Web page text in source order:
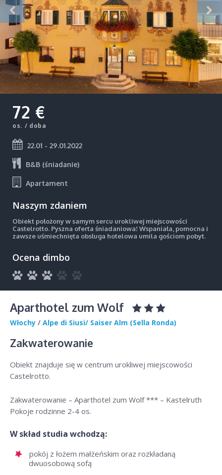
72 €
os. / doba
22.01 - 29.01.2022
B&B (śniadanie)
Apartament
Naszym zdaniem
Obiekt położony w samym sercu urokliwej miejscowości
Castelrotto. Pyszna oferta śniadaniowa! Wspaniała, pomocna i
zawsze uśmiechnięta obsługa hotelowa umila gościom pobyt.
Ocena dimbo
Aparthotel zum Wolf
Włochy / Alpe di Siusi/ Saiser Alm (Sella Ronda)
Zakwaterowanie
Obiekt znajduje się w centrum urokliwej miejscowości
Castelrotto.
Zakwaterowanie – Aparthotel zum Wolf *** – Kastelruth
Pokoje rodzinne 2-4 os.
W skład studia wchodzą:
pokój z łożem małżeńskim oraz rozkładaną
dwuosobową sofą